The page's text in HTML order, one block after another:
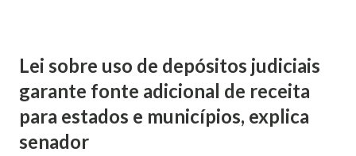
Lei sobre uso de depósitos judiciais
garante fonte adicional de receita
para estados e municípios, explica
senador